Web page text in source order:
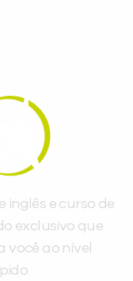
inglês e curso de
exclusivo que
você ao nível